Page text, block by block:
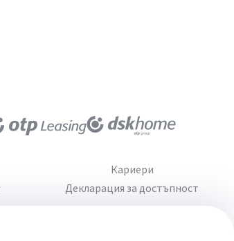
Кариери
Декларация за достъпност